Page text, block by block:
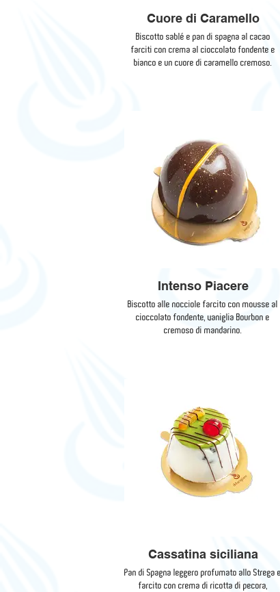
Cuore di Caramello
Biscotto sablé e pan di spagna al cacao
farciti con crema al cioccolato fondente e
bianco e un cuore di caramello cremoso.
Intenso Piacere
Biscotto alle nocciole farcito con mousse al
cioccolato fondente, vaniglia Bourbon e
cremoso di mandarino.
Cassatina siciliana
Pan di Spagna leggero profumato allo Strega e
farcito con crema di ricotta di pecora,